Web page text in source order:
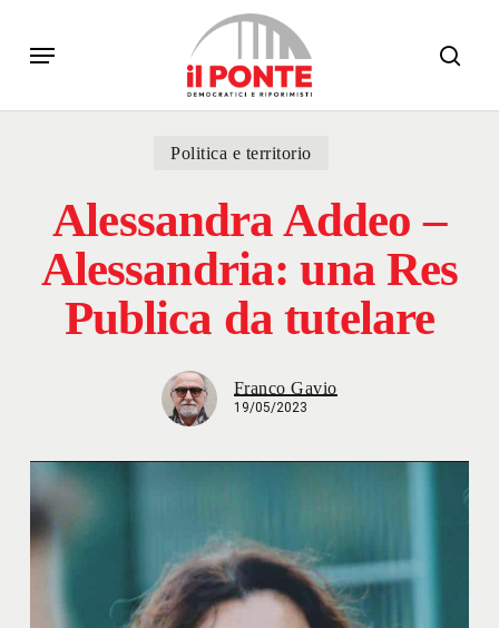
main
Menu
Politica e territorio
Alessandra Addeo –
Alessandria: una Res
Publica da tutelare
Franco Gavio
19/05/2023